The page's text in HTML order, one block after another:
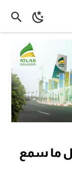
ما سمع